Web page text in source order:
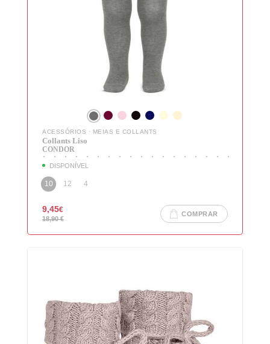
ACESSÓRIOS · MEIAS E COLLANTS
Collants Liso
CONDOR
DISPONÍVEL
10 12 4
9,45€
18,90€
COMPRAR